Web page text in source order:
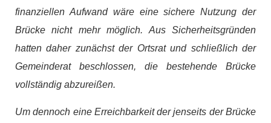
finanziellen Aufwand wäre eine sichere Nutzung der
Brücke nicht mehr möglich. Aus Sicherheitsgründen
hatten daher zunächst der Ortsrat und schließlich der
Gemeinderat beschlossen, die bestehende Brücke
vollständig abzureißen.
Um dennoch eine Erreichbarkeit der jenseits der Brücke